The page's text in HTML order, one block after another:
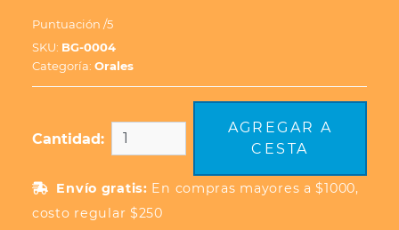
Puntuación /5
SKU: BG-0004
Categoría: Orales
Cantidad:
AGREGAR A
CESTA
Envío gratis: En compras mayores a $1000,
costo regular $250